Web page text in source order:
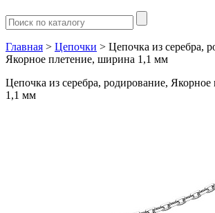
Главная > Цепочки > Цепочка из серебра,
Якорное плетение, ширина 1,1 мм
Цепочка из серебра, родирование,
1,1 мм